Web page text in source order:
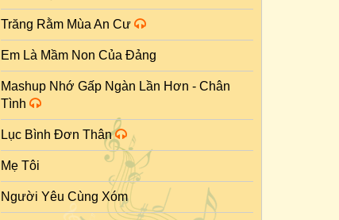
Trăng Rằm Mùa An Cư
Em Là Mầm Non Của Đảng
Mashup Nhớ Gấp Ngàn Lần Hơn - Chân
Tình
Lục Bình Đơn Thân
Mẹ Tôi
Người Yêu Cùng Xóm